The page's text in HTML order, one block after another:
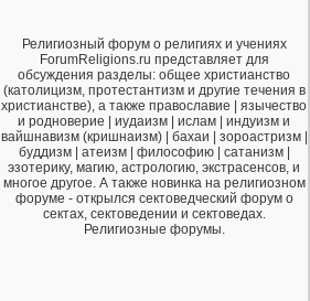
Религиозный форум о религиях и учениях
ForumReligions.ru представляет для
обсуждения разделы: общее христианство
(католицизм, протестантизм и другие течения в
христианстве), а также православие | язычество
и родноверие | иудаизм | ислам | индуизм и
вайшнавизм (кришнаизм) | бахаи | зороастризм |
буддизм | атеизм | философию | сатанизм |
эзотерику, магию, астрологию, экстрасенсов, и
многое другое. А также новинка на религиозном
форуме - открылся сектоведческий форум о
сектах, сектоведении и сектоведах.
Религиозные форумы.